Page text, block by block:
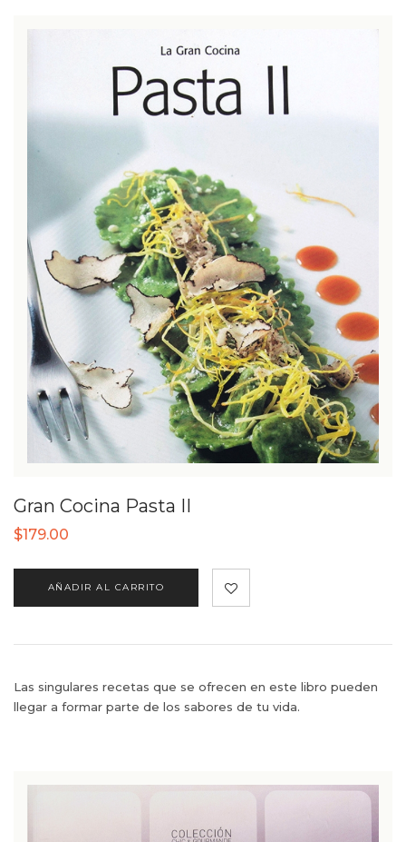
Gran Cocina Pasta II
$179.00
AÑADIR AL CARRITO
Las singulares recetas que se ofrecen en este libro pueden
llegar a formar parte de los sabores de tu vida.